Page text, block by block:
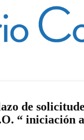
de
“ iniciación